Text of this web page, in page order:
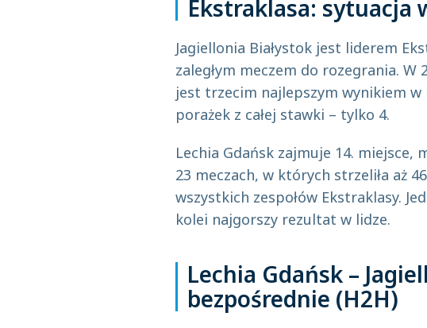
Ekstraklasa: sytuacja
Jagiellonia Białystok jest liderem
zaległym meczem do rozegrania. W
jest trzecim najlepszym wynikiem w
porażek z całej stawki – tylko 4.
Lechia Gdańsk zajmuje 14.
23 meczach, w których strzeliła aż
wszystkich zespołów Ekstraklasy.
kolei najgorszy rezultat w lidze.
Lechia Gdańsk –
bezpośrednie (H2H)